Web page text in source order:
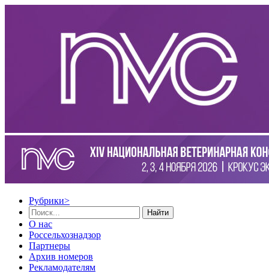
Рубрики>
Найти
О нас
Россельхознадзор
Партнеры
Архив номеров
Рекламодателям